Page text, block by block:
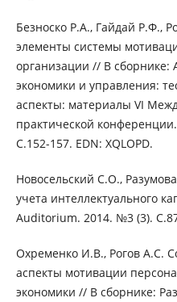
Безноско Р.А., Гайдай Р.Ф.,
элементы системы
организации // В сборнике:
экономики и управления:
аспекты: материалы VI
практической
С.152-157. EDN: XQLOPD.
Новосельский С.О.,
учета интеллектуального
Auditorium. 2014. №3 (3).
Охременко И.В., Рогов А.С.
аспекты мотивации
экономики // В сборнике: